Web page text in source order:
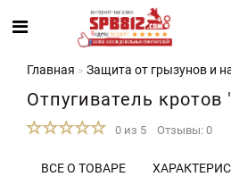
Главная Защита от грызунов и
Отпугиватель кротов
0 из 5 Отзывы: 0
ВСЕ О ТОВАРЕ